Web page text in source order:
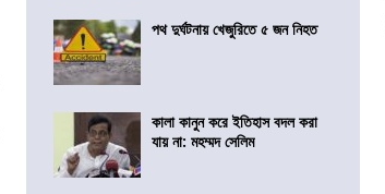
পথ দুর্ঘটনায় খেজুরিতে ৫ জন নিহত
কালা কানুন করে ইতিহাস বদল করা
যায় না: মহম্মদ সেলিম